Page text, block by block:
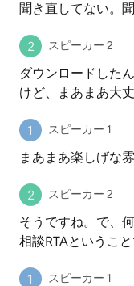
聞き直してない。
スピーカー 2
ダウンロードした
けど、まあまあ大
スピーカー 1
まあまあ楽しげな
スピーカー 2
そうですね。で、
相談RTAということ
スピーカー 1